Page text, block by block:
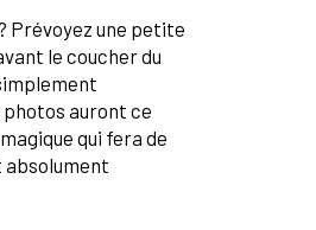
Prévoyez une petite
le coucher du
photos auront ce
qui fera de
absolument